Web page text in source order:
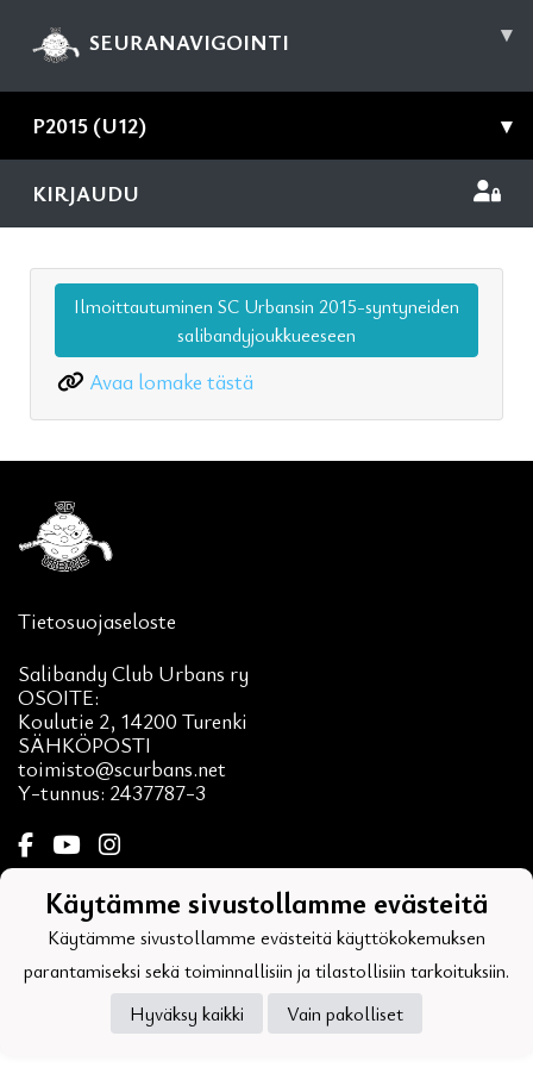
SEURANAVIGOINTI ▾
P2015 (U12) ▾
KIRJAUDU
Ilmoittautuminen SC Urbansin 2015-syntyneiden
salibandyjoukkueeseen
Avaa lomake tästä
Tietosuojaseloste
Salibandy Club Urbans ry
OSOITE:
Koulutie 2, 14200 Turenki
SÄHKÖPOSTI
toimisto@scurbans.net
Y-tunnus: 2437787-3
Powered by
Käytämme sivustollamme evästeitä
Käytämme sivustollamme evästeitä käyttökokemuksen
parantamiseksi sekä toiminnallisiin ja tilastollisiin tarkoituksiin.
Hyväksy kaikki
Vain pakolliset